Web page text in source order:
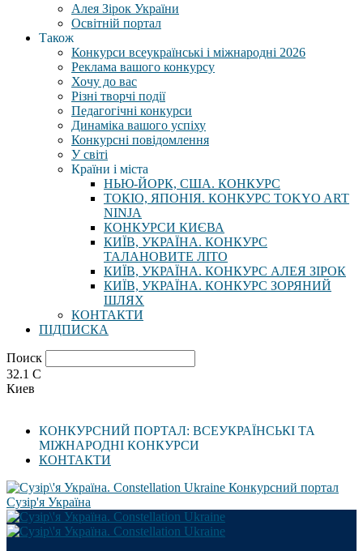
Алея Зірок України
Освітній портал
Також
Конкурси всеукраїнські і міжнародні 2026
Реклама вашого конкурсу
Хочу до вас
Різні творчі події
Педагогічні конкурси
Динаміка вашого успіху
Конкурсні повідомлення
У світі
Країни і міста
НЬЮ-ЙОРК, США. КОНКУРС
ТОКІО, ЯПОНІЯ. КОНКУРС TOKYO ART
NINJA
КОНКУРСИ КИЄВА
КИЇВ, УКРАЇНА. КОНКУРС
ТАЛАНОВИТЕ ЛІТО
КИЇВ, УКРАЇНА. КОНКУРС АЛЕЯ ЗІРОК
КИЇВ, УКРАЇНА. КОНКУРС ЗОРЯНИЙ
ШЛЯХ
КОНТАКТИ
ПІДПИСКА
Поиск
32.1 C
Киев
КОНКУРСНИЙ ПОРТАЛ: ВСЕУКРАЇНСЬКІ ТА
МІЖНАРОДНІ КОНКУРСИ
КОНТАКТИ
Конкурсний портал
Сузір'я Україна